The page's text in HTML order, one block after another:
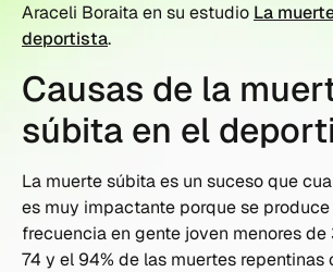
Araceli Boraita en su estudio La
deportista.
Causas de la
súbita en el
La muerte súbita es un suceso que
es muy impactante porque se
frecuencia en gente joven menores de
74 y el 94% de las muertes repentinas